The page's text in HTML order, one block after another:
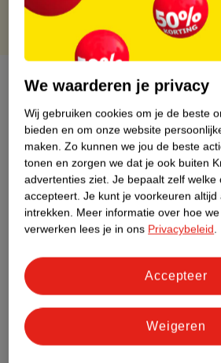
Over dit product
Productinformatie
Etiketinformatie
Nature Impact Score
Dit product heeft
Bestel & Bezorginformatie
We waarderen je privacy
Wij gebruiken cookies om je de beste
bieden en om onze website
maken. Zo kunnen we jou de beste
tonen en zorgen we dat je ook buiten
advertenties ziet. Je bepaalt zelf welke
accepteert. Je kunt je voorkeuren altijd
intrekken. Meer informatie over hoe
verwerken lees je in ons Privacybeleid.
Weigeren
Accepteer